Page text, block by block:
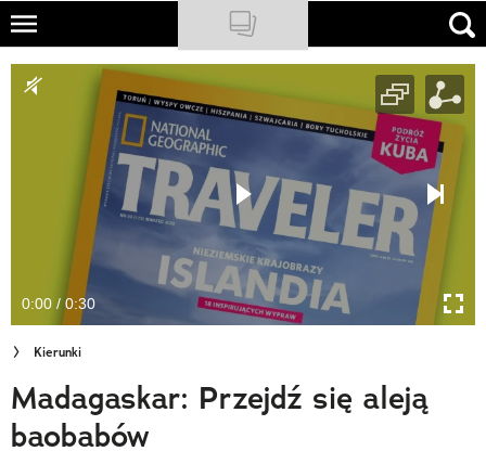
Skip
main
NATIONAL GEOGRAPHIC
TRAVELER
PODCASTY
Newsletter
Cuda Polski
Wielki Konkurs Fotograficzny
Trendbook Podróżniczy
Polecane
0:00 / 0:30
Kierunki
Madagaskar: Przejdź się aleją
baobabów